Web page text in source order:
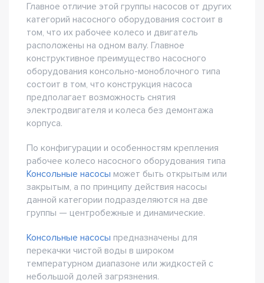
Главное отличие этой группы насосов от других
категорий насосного оборудования состоит в
том, что их рабочее колесо и двигатель
расположены на одном валу. Главное
конструктивное преимущество насосного
оборудования консольно-моноблочного типа
состоит в том, что конструкция насоса
предполагает возможность снятия
электродвигателя и колеса без демонтажа
корпуса.
По конфигурации и особенностям крепления
рабочее колесо насосного оборудования типа
Консольные насосы может быть открытым или
закрытым, а по принципу действия насосы
данной категории подразделяются на две
группы — центробежные и динамические.
Консольные насосы предназначены для
перекачки чистой воды в широком
температурном диапазоне или жидкостей с
небольшой долей загрязнения.